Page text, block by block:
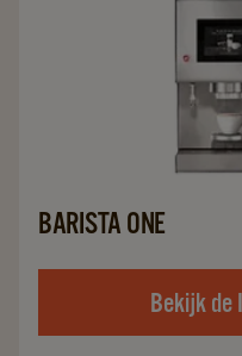
BARISTA ONE
Bekijk